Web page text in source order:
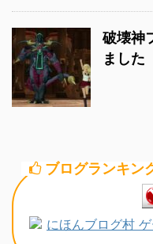
破壊神
ました
ブログランキン